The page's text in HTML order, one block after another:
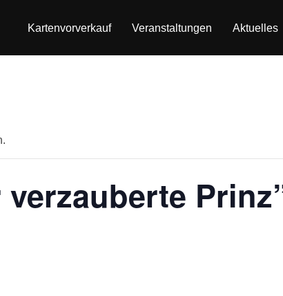
Kartenvorverkauf Veranstaltungen Aktuelles